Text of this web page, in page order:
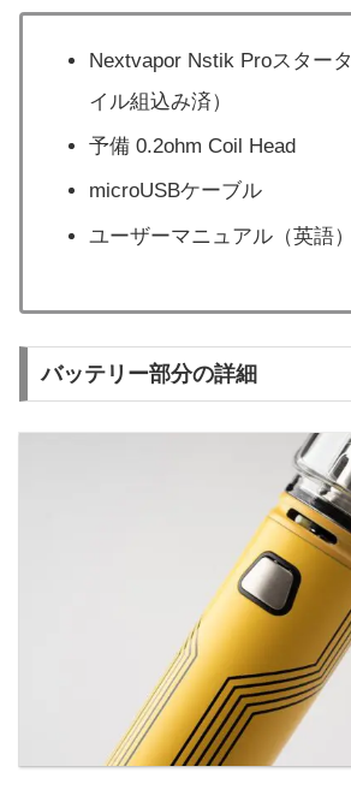
Nextvapor Nstik Proスター
イル組込み済）
予備 0.2ohm Coil Head
microUSBケーブル
ユーザーマニュアル（英語）
バッテリー部分の詳細